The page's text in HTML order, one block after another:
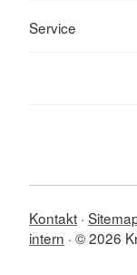
Service
Kontakt
intern © 2026